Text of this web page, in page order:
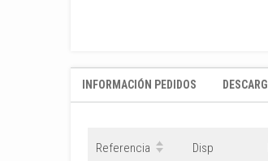
INFORMACIÓN PEDIDOS
Referencia Disp